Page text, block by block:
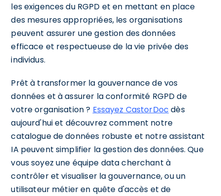
les exigences du RGPD et en mettant en place
des mesures appropriées, les organisations
peuvent assurer une gestion des données
efficace et respectueuse de la vie privée des
individus.
Prêt à transformer la gouvernance de vos
données et à assurer la conformité RGPD de
votre organisation ? Essayez CastorDoc dès
aujourd'hui et découvrez comment notre
catalogue de données robuste et notre assistant
IA peuvent simplifier la gestion des données. Que
vous soyez une équipe data cherchant à
contrôler et visualiser la gouvernance, ou un
utilisateur métier en quête d'accès et de